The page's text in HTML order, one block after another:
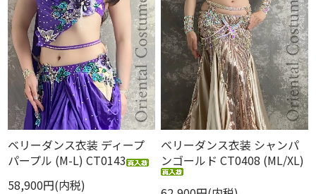
ベリーダンス衣装 ディープ
パープル (M-L) CT0143
58,900円(内税)
ベリーダンス衣装 シャンパ
ンゴールド CT0408 (ML/XL)